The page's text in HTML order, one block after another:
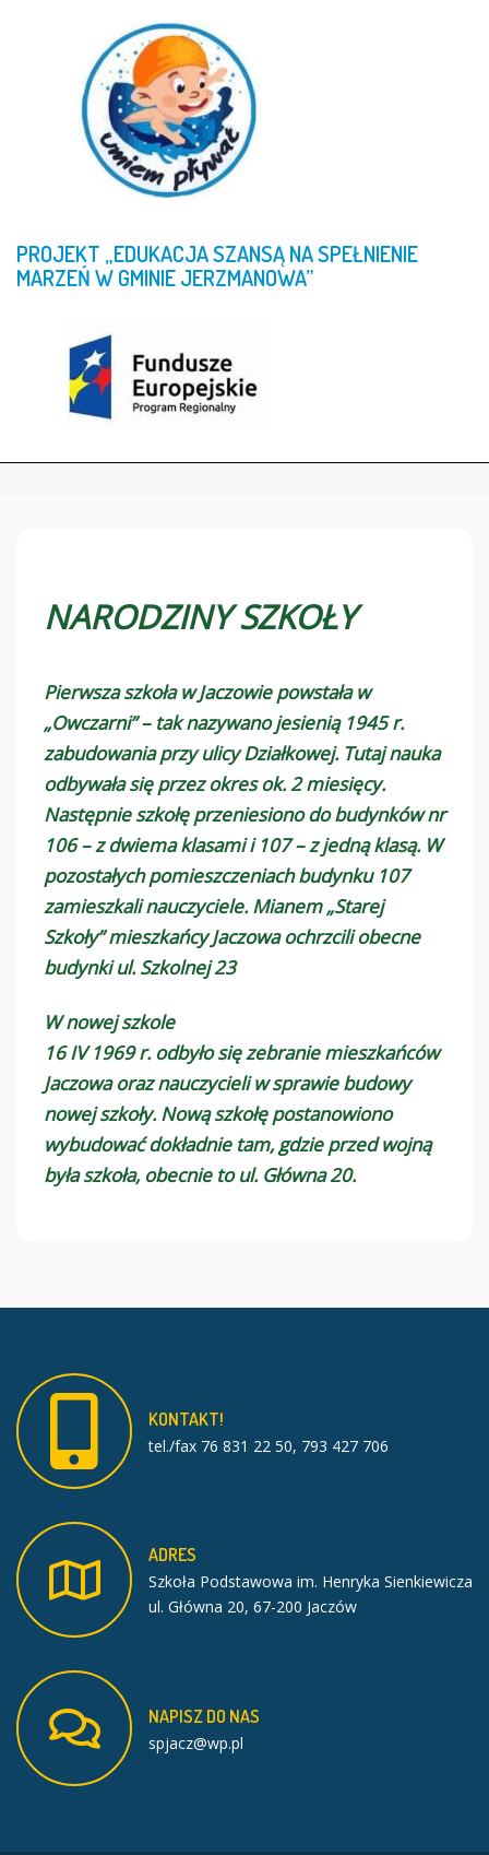
PROJEKT „EDUKACJASZANSĄNASPEŁNIENIE
MARZEŃWGMINIEJERZMANOWA”
NARODZINY SZKOŁY
Pierwsza szkoła w Jaczowie powstała w
„Owczarni” – tak nazywano jesienią 1945 r.
zabudowania przy ulicy Działkowej. Tutaj nauka
odbywała się przez okres ok. 2 miesięcy.
Następnie szkołę przeniesiono do budynków nr
106 – z dwiema klasami i 107 – z jedną klasą. W
pozostałych pomieszczeniach budynku 107
zamieszkali nauczyciele. Mianem „Starej
Szkoły” mieszkańcy Jaczowa ochrzcili obecne
budynki ul. Szkolnej 23
W nowej szkole
16 IV 1969 r. odbyło się zebranie mieszkańców
Jaczowa oraz nauczycieli w sprawie budowy
nowej szkoły. Nową szkołę postanowiono
wybudować dokładnie tam, gdzie przed wojną
była szkoła, obecnie to ul. Główna 20.
KONTAKT!
tel./fax 76 831 22 50, 793 427 706
ADRES
Szkoła Podstawowa im. Henryka Sienkiewicza
ul. Główna 20, 67-200 Jaczów
NAPISZDO NAS
spjacz@wp.pl